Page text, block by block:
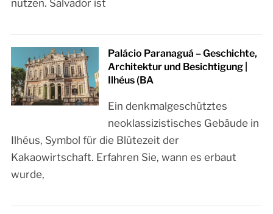
nutzen. Salvador ist
Palácio Paranaguá – Geschichte,
Architektur und Besichtigung |
Ilhéus (BA
Ein denkmalgeschütztes
neoklassizistisches Gebäude in
Ilhéus, Symbol für die Blütezeit der
Kakaowirtschaft. Erfahren Sie, wann es erbaut
wurde,